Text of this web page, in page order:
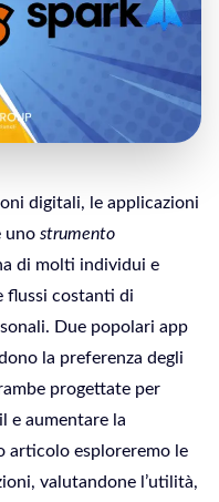
digitali, le applicazioni
uno strumento
di molti individui e
flussi costanti di
Due popolari app
la preferenza degli
progettate per
e aumentare la
articolo esploreremo le
valutandone l’utilità,